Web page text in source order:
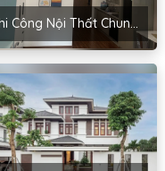
Thi Công Nội Thất Chung Cư Masteri Ocean Park Tại Gia Lâm_Hà Nội